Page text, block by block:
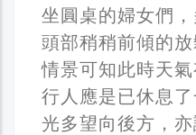
坐圓桌的婦女們，
頭部稍稍前傾的
情景可知此時天
行人應是已休息
光多望向後方，